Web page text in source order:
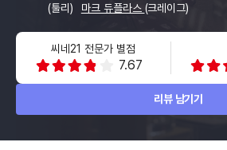
(툴리)
마크 듀플라스 (크레이그)
씨네21 전문가 별점
7.67
리뷰 남기기